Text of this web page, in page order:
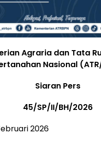
Agraria dan Tata
Nasional
Siaran Pers
45/SP/II/BH/2026
2026